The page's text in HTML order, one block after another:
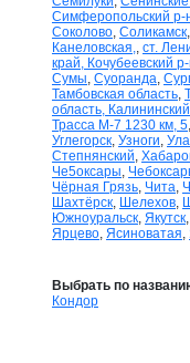
Симферопольский р-
Соколово, Соликамск,
Канеловская,, ст.
край, Кочубеевский
Сумы, Суоранда,
Тамбовская область,
область,
Трасса М-7 1230 км, 5,
Углегорск, Узноги,
Степнянский,
Че5оксары,
Чёрная Грязь, Чита,
Шахтёрск, Шелехов,
Южноуральск, Якутск,
Ярцево, Ясиноватая,
Выбрать по
Кондор